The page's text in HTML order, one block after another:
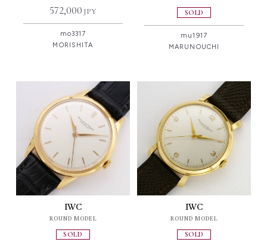
572,000 JPY
mo3317
MORISHITA
SOLD
mu1917
MARUNOUCHI
IWC
ROUND MODEL
SOLD
IWC
ROUND MODEL
SOLD